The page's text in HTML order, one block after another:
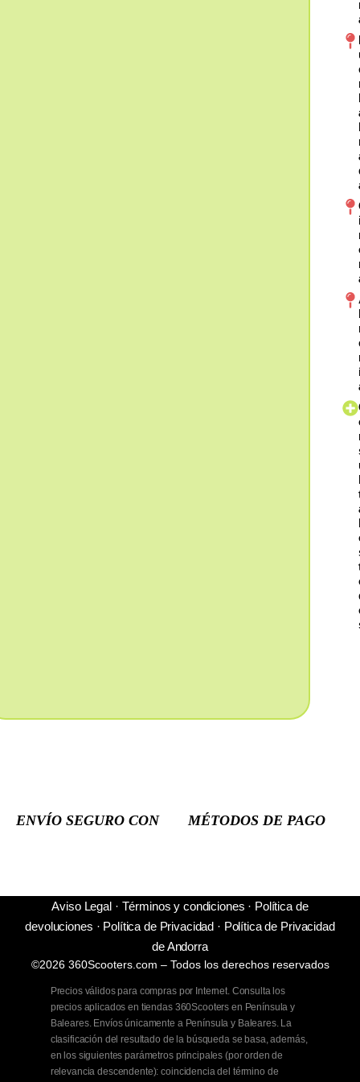
ENVÍO SEGURO CON MÉTODOS DE PAGO
Aviso Legal· Términos y condiciones · Política de
devoluciones · Política de Privacidad · Política de Privacidad
de Andorra
©2026 360Scooters.com – Todos los derechos reservados
Precios válidos para compras por Internet. Consulta los
precios aplicados en tiendas 360Scooters en Península y
Baleares. Envíos únicamente a Península y Baleares. La
clasificación del resultado de la búsqueda se basa, además,
en los siguientes parámetros principales (por orden de
relevancia descendente): coincidencia del término de